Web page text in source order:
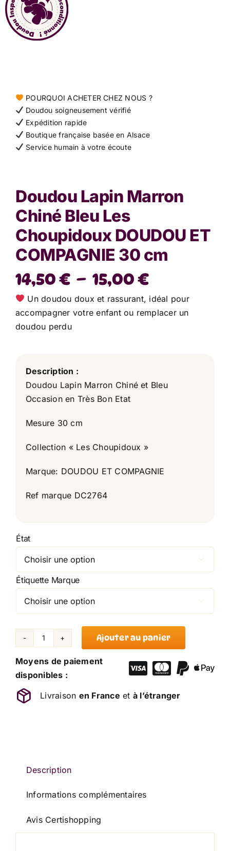
Contact
POURQUOI ACHETER CHEZ NOUS ?
Doudou soigneusement vérifié
Expédition rapide
Boutique française basée en Alsace
Service humain à votre écoute
Doudou Lapin Marron
Chiné Bleu Les
Choupidoux DOUDOU ET
COMPAGNIE 30 cm
14,50€ – 15,00€Plage
de
prix :
Un doudou doux et rassurant, idéal pour
accompagner votre enfant ou remplacer un
doudou perdu
Description :
Doudou Lapin Marron Chiné et Bleu
Occasion en Très Bon Etat
Mesure 30 cm
Collection « Les Choupidoux »
Marque: DOUDOU ET COMPAGNIE
Ref marque DC2764
État

Étiquette Marque

quantité
de
Doudou
Marron
DOUDOU
COMPAGNIE
cm
Ajouter au panier
Moyens de paiement
disponibles :
Livraison en France et à l’étranger
Description
Informations complémentaires
Avis Certishopping